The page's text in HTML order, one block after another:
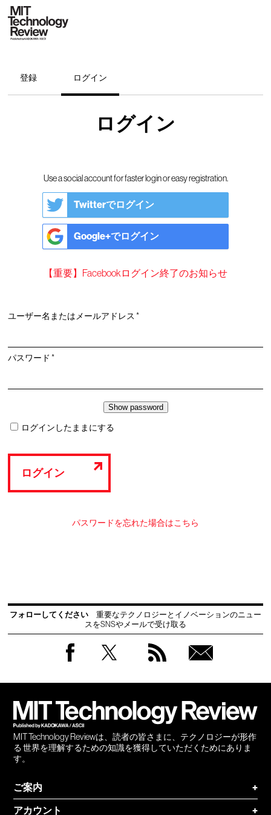
登録 ログイン
ログイン
Use a social account for faster login or easy registration.
Twitterでログイン
Google+でログイン
【重要】Facebookログイン終了のお知らせ
ユーザー名またはメールアドレス*必
パスワード*必
ログインしたままにする
ログイン
パスワードを忘れた場合はこちら
フォローしてください
重要なテクノロジーとイノベーションのニュー
スをSNSやメールで受け取る
MIT Technology Reviewは、読者の皆さまに、テクノロジーが形作
る 世界を理解するための知識を獲得していただくためにありま
す。
ご案内
+
アカウント
+